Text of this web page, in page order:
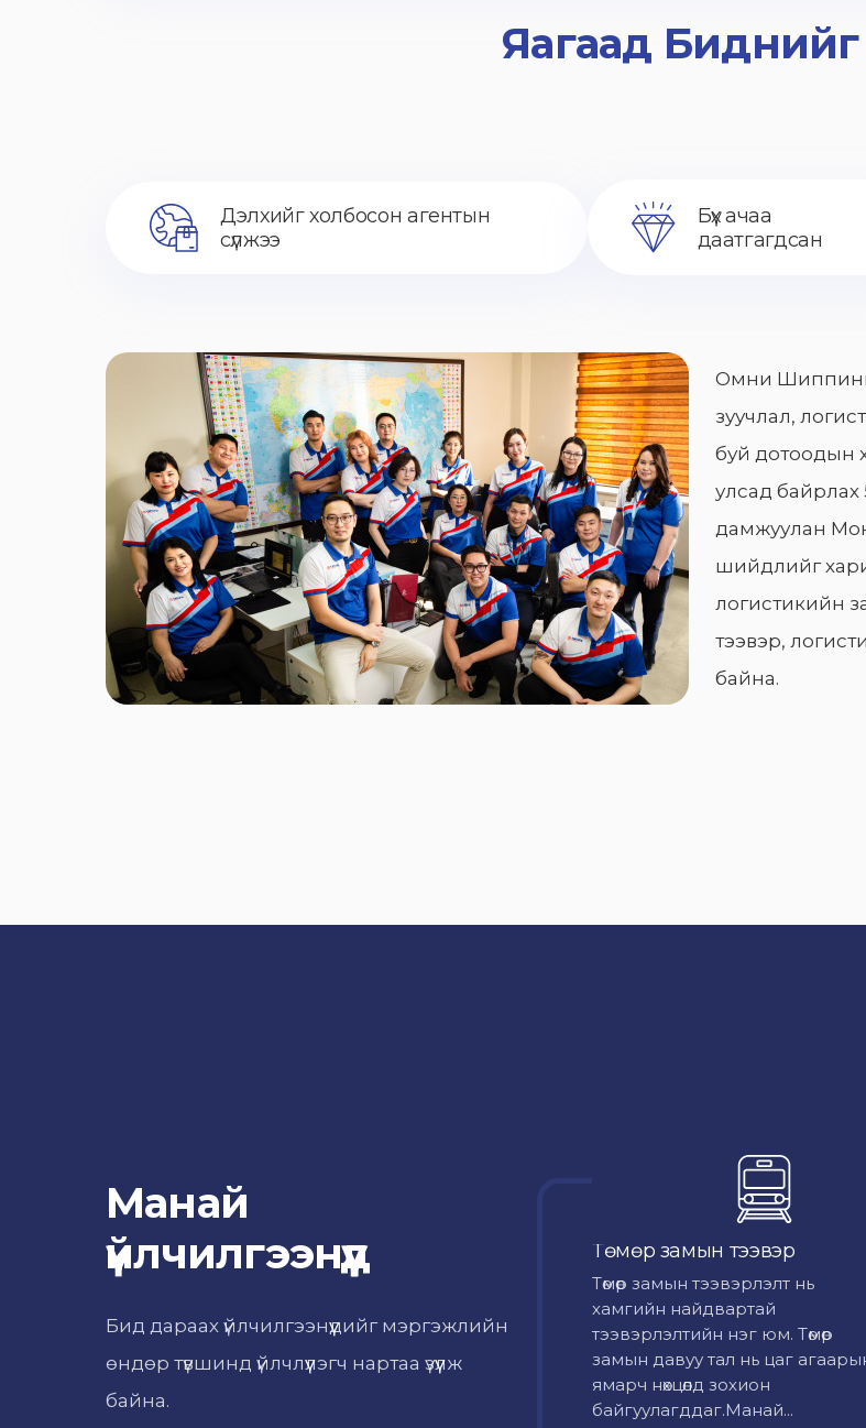
Яагаад
Дэлхийг холбосон агентын
сүлжээ
Бүх ачаа
даатгагдсан
Омни Шиппинг
зуучлал,
буй дотоодын
улсад байрлах
дамжуулан
шийдлийг
логистикийн
тээвэр,
байна.
Манай
үйлчилгээнүүд
Бид дараах үйлчилгээнүүдийг мэргэжлийн
өндөр түвшинд үйлчлүүлэгч нартаа үзүүлж
байна.
Төмөр замын тээвэр
Төмөр замын тээвэрлэлт нь
хамгийн найдвартай
тээвэрлэлтийн нэг юм. Төмөр
замын давуу тал нь цаг
ямарч нөхцөлд зохион
байгуулагддаг.Манай...